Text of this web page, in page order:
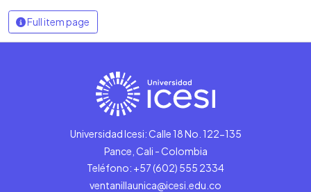
Full item page
Universidad Icesi: Calle 18 No. 122-135
Pance, Cali - Colombia
Teléfono: +57 (602) 555 2334
ventanillaunica@icesi.edu.co